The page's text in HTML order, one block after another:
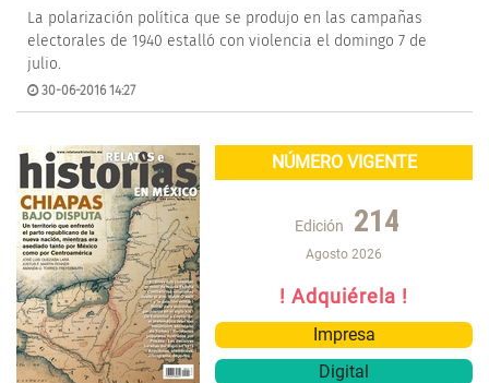
La polarización política que se produjo en las campañas
electorales de 1940 estalló con violencia el domingo 7 de
julio.
30-06-2016 14:27
NÚMERO VIGENTE
Edición 214
Agosto 2026
! Adquiérela !
Impresa
Digital